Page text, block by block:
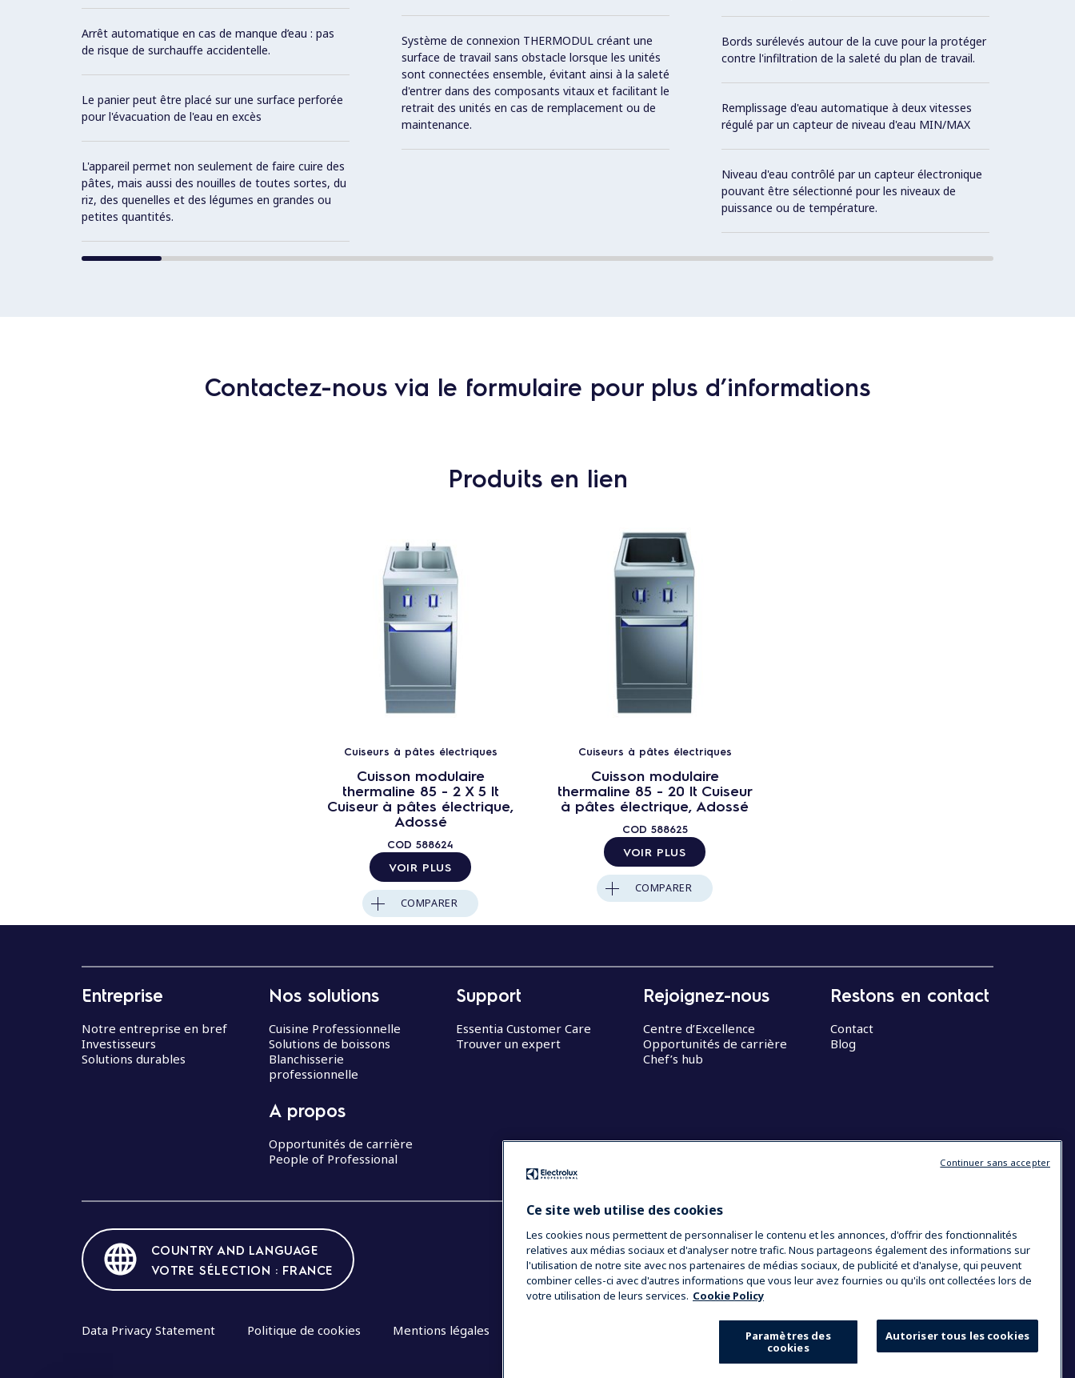
Arrêt automatique en cas de manque d’eau : pas
de risque de surchauffe accidentelle.
Le panier peut être placé sur une surface perforée
pour l'évacuation de l'eau en excès
L'appareil permet non seulement de faire cuire des
pâtes, mais aussi des nouilles de toutes sortes, du
riz, des quenelles et des légumes en grandes ou
petites quantités.
Système de connexion THERMODUL créant une
surface de travail sans obstacle lorsque les unités
sont connectées ensemble, évitant ainsi à la saleté
d'entrer dans des composants vitaux et facilitant le
retrait des unités en cas de remplacement ou de
maintenance.
Bords surélevés autour de la cuve pour la protéger
contre l'infiltration de la saleté du plan de travail.
Remplissage d'eau automatique à deux vitesses
régulé par un capteur de niveau d'eau MIN/MAX
Niveau d'eau contrôlé par un capteur électronique
pouvant être sélectionné pour les niveaux de
puissance ou de température.
Contactez-nous via le formulaire pour plus d’informations
Produits en lien
Cuiseurs à pâtes électriques
Cuisson modulaire
thermaline 85 - 2 X 5 lt
Cuiseur à pâtes électrique,
Adossé
COD 588624
VOIR PLUS
COMPARER
Cuiseurs à pâtes électriques
Cuisson modulaire
thermaline 85 - 20 lt Cuiseur
à pâtes électrique, Adossé
COD 588625
VOIR PLUS
COMPARER
Entreprise
Notre entreprise en bref
Investisseurs
Solutions durables
Nos solutions
Cuisine Professionnelle
Solutions de boissons
Blanchisserie
professionnelle
A propos
Opportunités de carrière
People of Professional
Support
Essentia Customer Care
Trouver un expert
Rejoignez-nous
Centre d’Excellence
Opportunités de carrière
Chef’s hub
Restons en contact
Contact
Blog
COUNTRY AND LANGUAGE
VOTRE SÉLECTION : FRANCE
Data Privacy Statement Politique de cookies Mentions légales
Ce site web utilise des cookies
Les cookies nous permettent de personnaliser le contenu et les annonces, d'offrir des fonctionnalités
relatives aux médias sociaux et d'analyser notre trafic. Nous partageons également des informations sur
l'utilisation de notre site avec nos partenaires de médias sociaux, de publicité et d'analyse, qui peuvent
combiner celles-ci avec d'autres informations que vous leur avez fournies ou qu'ils ont collectées lors de
votre utilisation de leurs services. Cookie Policy
Autoriser tous les cookies
Paramètres des
cookies
Continuer sans accepter